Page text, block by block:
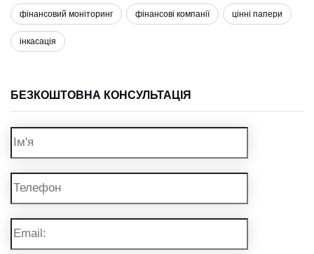
фінансовий моніторинг фінансові компанії цінні папери
інкасація
БЕЗКОШТОВНА КОНСУЛЬТАЦІЯ